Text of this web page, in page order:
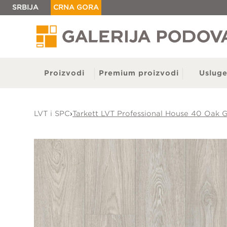
SRBIJA CRNA GORA
Proizvodi
Laminat
LVT i SPC
Vinil
Vještačka trava
Tepisi
Staze
Premium proizvodi Usluge
LVT i SPC›Tarkett LVT Professional House 40 Oak